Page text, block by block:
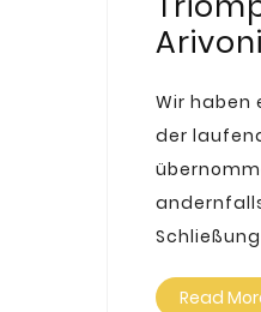
Wir haben
der
Read